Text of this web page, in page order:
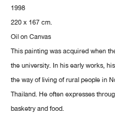
1998
220 x 167 cm.
Oil on Canvas
This painting was acquired when
the university. In his early works,
the way of living of rural people in
Thailand. He often expresses
basketry and food.